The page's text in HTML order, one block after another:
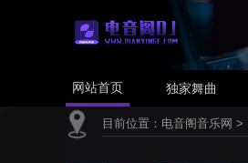
网站首页 独家舞曲
目前位置： 电音阁音乐网 >